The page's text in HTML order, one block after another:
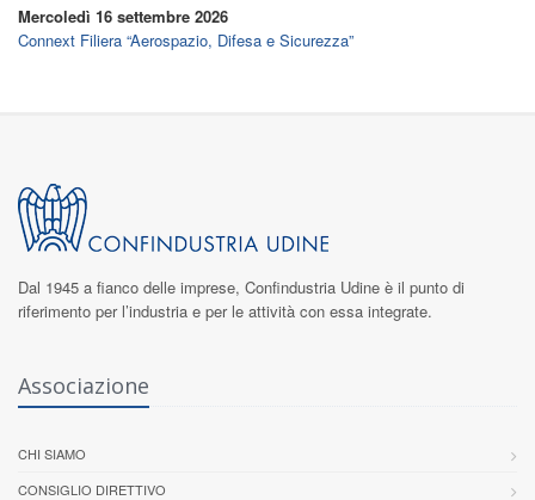
Mercoledì 16 settembre 2026
Connext Filiera “Aerospazio, Difesa e Sicurezza”
Dal 1945 a fianco delle imprese, Confindustria Udine è il punto di
riferimento per l’industria e per le attività con essa integrate.
Associazione
CHI SIAMO
CONSIGLIO DIRETTIVO